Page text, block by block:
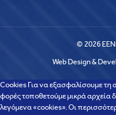
© 2026
Web Design &
Cookies Για να εξασφαλίσουμε τη
φορές τοποθετούμε μικρά αρχεία
λεγόμενα «cookies». Οι